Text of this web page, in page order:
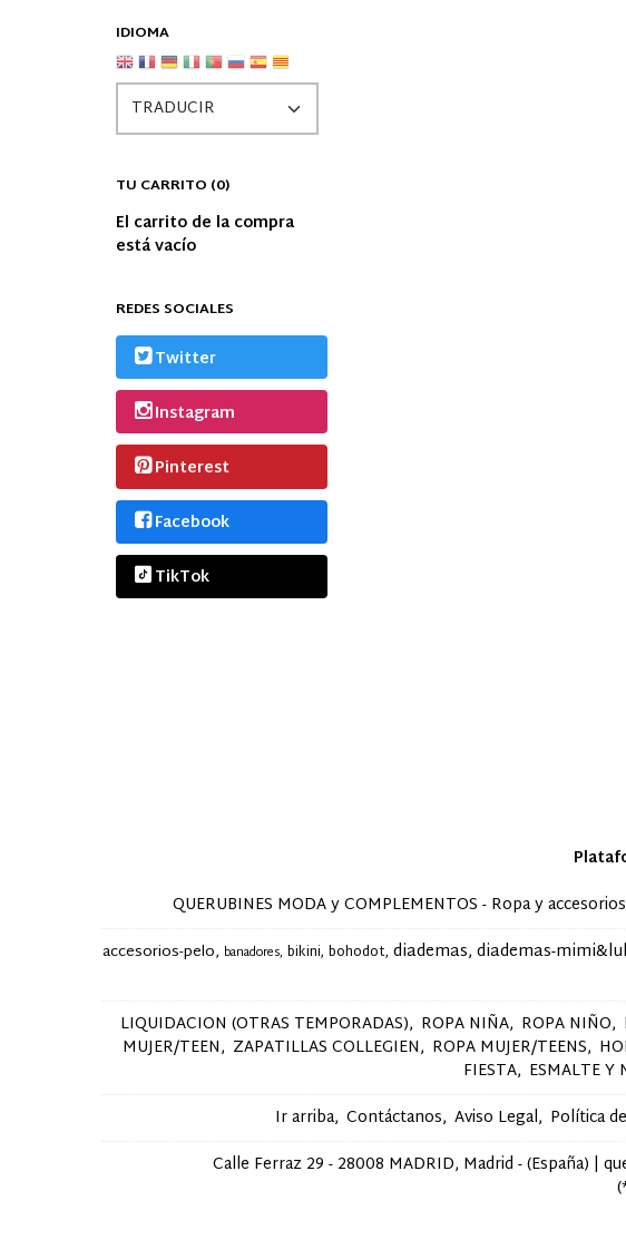
IDIOMA
TU CARRITO (0)
El carrito de la compra
está vacío
REDES SOCIALES
Twitter
Instagram
Pinterest
Facebook
TikTok
QUERUBINES MODA y COMPLEMENTOS - Ropa y
accesorios-pelo banadores bikini bohodot diademas diademas-
LIQUIDACION (OTRAS TEMPORADAS) ROPA NIÑA ROPA NIÑO
MUJER/TEEN ZAPATILLAS COLLEGIEN ROPA MUJER/TEENS
FIESTA ESMALTE Y
Ir arriba Contáctanos Aviso Legal Política
Calle Ferraz 29 - 28008 MADRID, Madrid - (España) |